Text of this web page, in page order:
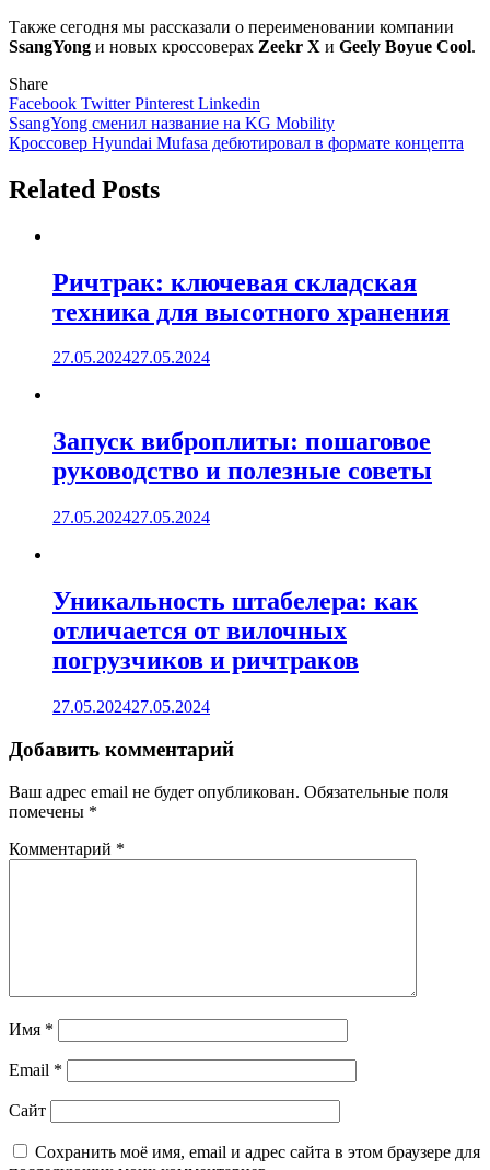
Также сегодня мы рассказали о переименовании компании
SsangYong и новых кроссоверах Zeekr X и Geely Boyue Cool.
Share
Facebook TwitterPinterest Linkedin
Навигация
по
записям
SsangYong сменил название на KG Mobility
Кроссовер Hyundai Mufasa дебютировал в формате концепта
Related Posts
Ричтрак: ключевая складская
техника для высотного хранения
27.05.202427.05.2024
Запуск виброплиты: пошаговое
руководство и полезные советы
27.05.202427.05.2024
Уникальность штабелера: как
отличается от вилочных
погрузчиков и ричтраков
27.05.202427.05.2024
Добавить комментарий
Ваш адрес email не будет опубликован. Обязательные поля
помечены *
Комментарий *
Имя *
Email *
Сайт
Сохранить моё имя, email и адрес сайта в этом браузере для